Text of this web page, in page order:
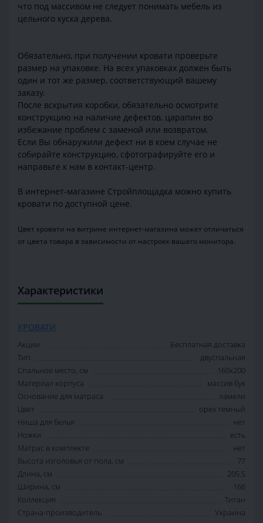
что под массивом не следует понимать мебель из
цельного куска дерева.
Обязательно, при получении кровати проверьте
размер на упаковке. На всех упаковках должен быть
один и тот же размер, соответствующий вашему
заказу.
После вскрытия коробки, обязательно осмотрите
конструкцию на наличие дефектов, царапин во
избежание проблем с заменой или возвратом.
Если Вы обнаружили дефект ни в коем случае не
собирайте конструкцию, сфотографируйте его и
направьте к нам в контакт-центр.
В интернет-магазине Стройплощадка можно купить
кровати по доступной цене.
Цвет кровати на витрине интернет-магазина может отличаться
от цвета товара в зависимости от настроек вашего монитора.
Характеристики
КРОВАТИ
Акции
Бесплатная доставка
Тип
двуспальная
Спальное место, см
160х200
Материал корпуса
массив бук
Основание для матраса
ламели
Цвет
орех темный
Ниша для белья
нет
Ножки
есть
Матрас в комплекте
нет
Высота изголовья от пола, см
77
Длина, см
205.5
Ширина, см
166
Коллекция
Титан
Страна-производитель
Украина